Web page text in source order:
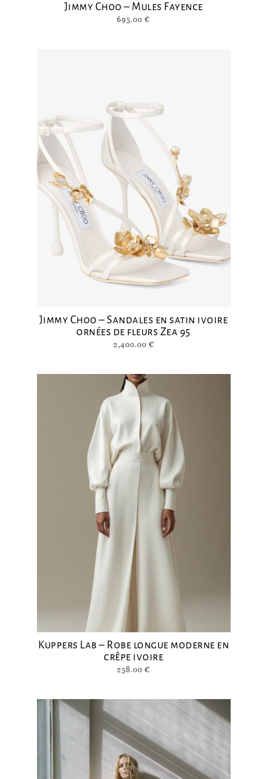
Jimmy Choo – Mules Fayence
695.00 €
Jimmy Choo – Sandales en satin ivoire
ornées de fleurs Zea 95
2,400.00 €
Kuppers Lab – Robe longue moderne en
crêpe ivoire
258.00 €